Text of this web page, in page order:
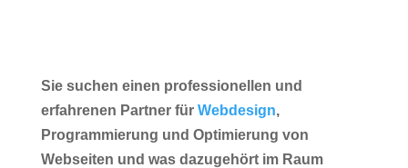
Sie suchen einen professionellen und
erfahrenen Partner für Webdesign,
Programmierung und Optimierung von
Webseiten und was dazugehört im Raum